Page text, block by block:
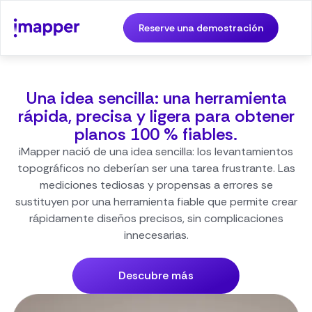
Reserve una demostración
Una idea sencilla: una herramienta
rápida, precisa y ligera para obtener
planos 100 % fiables.
iMapper nació de una idea sencilla: los levantamientos
topográficos no deberían ser una tarea frustrante. Las
mediciones tediosas y propensas a errores se
sustituyen por una herramienta fiable que permite crear
rápidamente diseños precisos, sin complicaciones
innecesarias.
Descubre más